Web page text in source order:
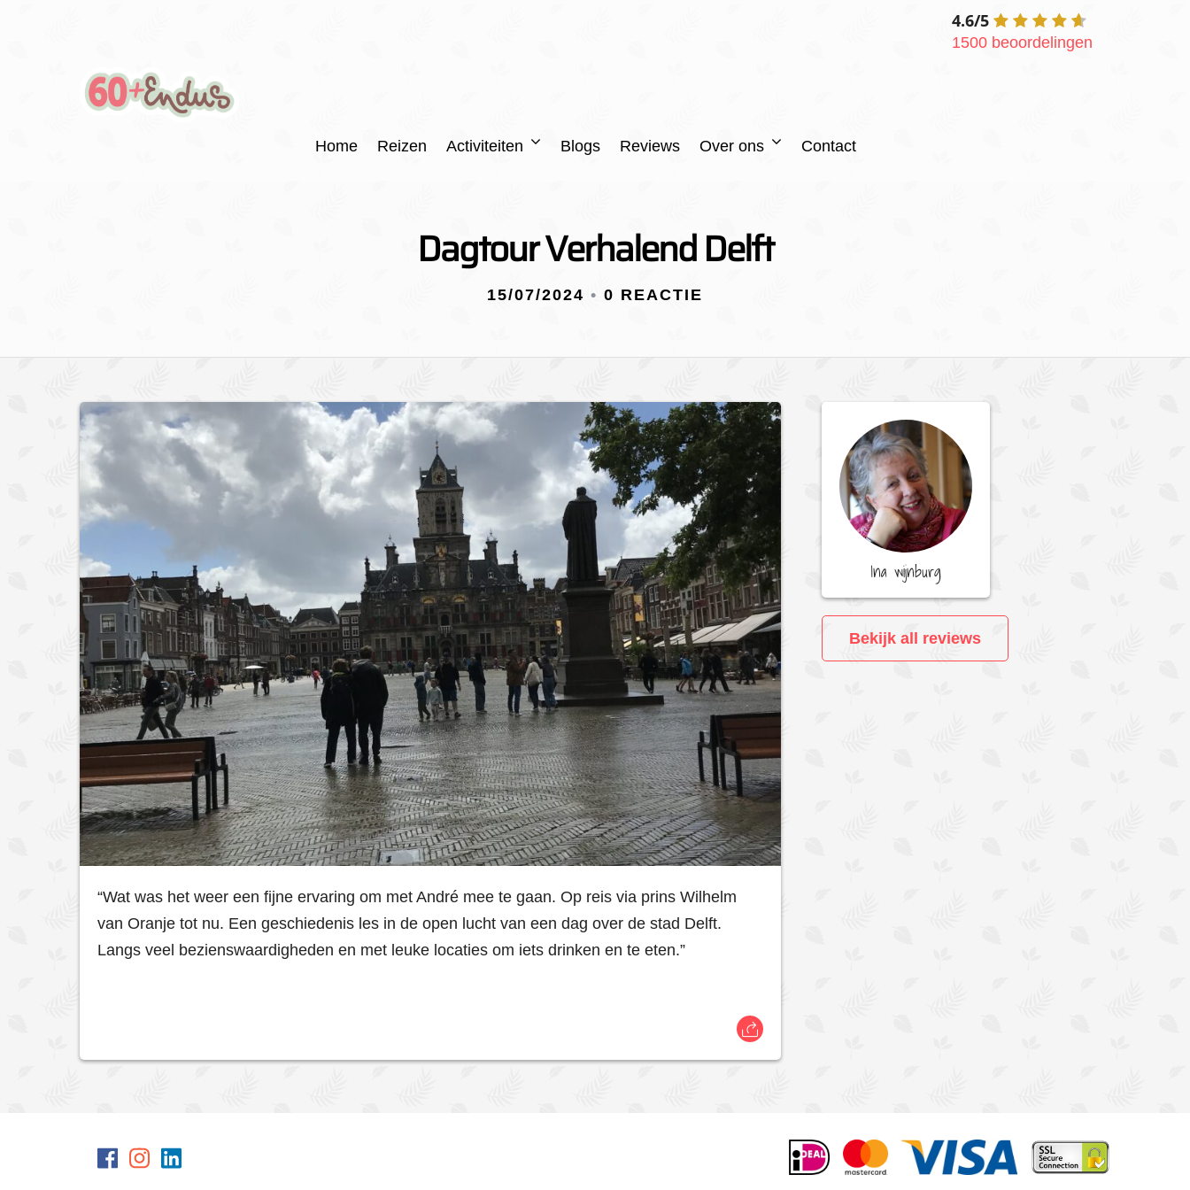
4.6/5
1500 beoordelingen
Home Reizen Activiteiten Blogs Reviews Over ons Contact
Dagtour Verhalend Delft
15/07/2024 • 0 REACTIE
“Wat was het weer een fijne ervaring om met André mee te gaan. Op reis via prins Wilhelm
van Oranje tot nu. Een geschiedenis les in de open lucht van een dag over de stad Delft.
Langs veel bezienswaardigheden en met leuke locaties om iets drinken en te eten.”
Ina wijnburg
Bekijk all reviews